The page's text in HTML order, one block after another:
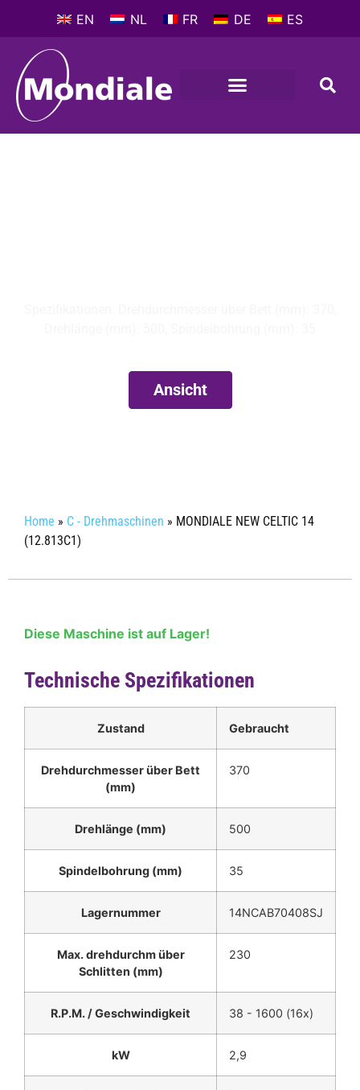
EN NL FR DE ES
Ansicht
Home » C - Drehmaschinen » MONDIALE NEW CELTIC 14
(12.813C1)
Diese Maschine ist auf Lager!
Technische Spezifikationen
Zustand Gebraucht
Drehdurchmesser über Bett
(mm)
370
Drehlänge (mm) 500
Spindelbohrung (mm) 35
Lagernummer 14NCAB70408SJ
Max. drehdurchm über
Schlitten (mm)
230
R.P.M. / Geschwindigkeit 38 - 1600 (16x)
kW 2,9